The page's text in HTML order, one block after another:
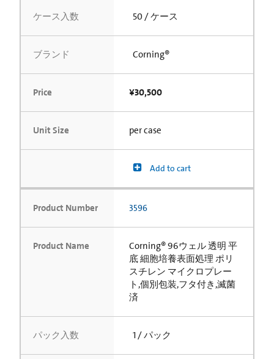
ケース入数 50 / ケース
ブランド Corning®
Price ¥30,500
Unit Size per case
Add to cart
Product Number 3596
Product Name
Corning® 96ウェル 透明 平
底 細胞培養表面処理 ポリ
スチレン マイクロプレー
ト,個別包装,フタ付き,滅菌
済
パック入数 1 / パック